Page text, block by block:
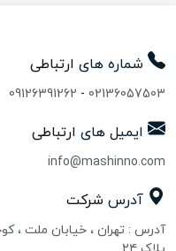
شماره های ارتباطی
02136057503
-
09126391262
ایمیل های ارتباطی
info@mashinno.com
آدرس شرکت
آدرس : تهران ، خیابان ملت ،